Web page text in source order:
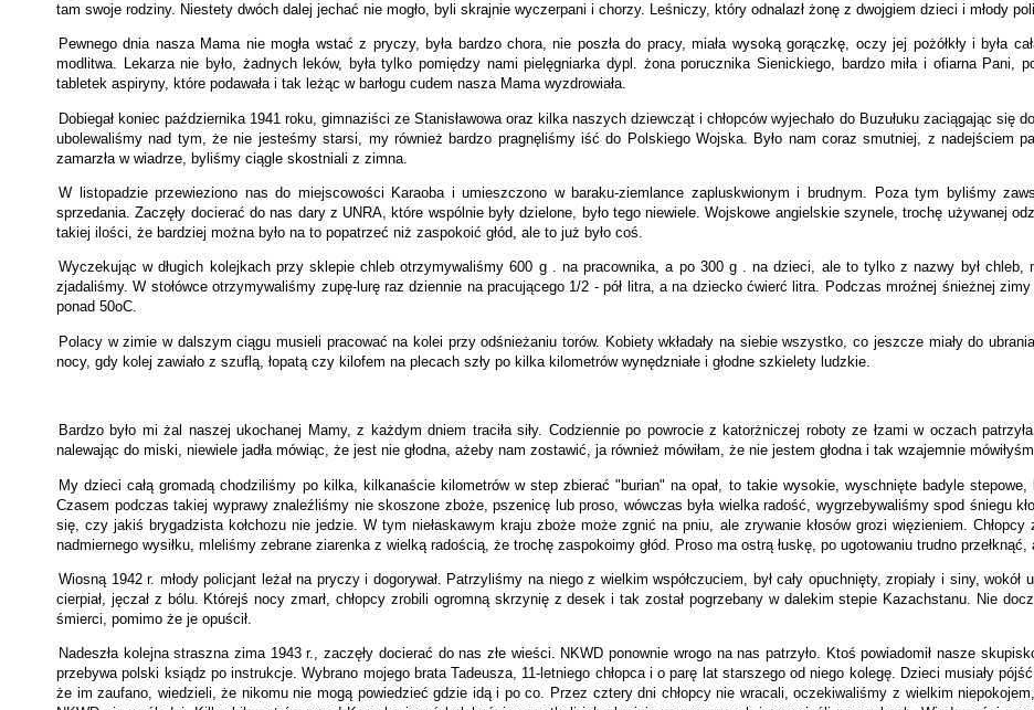
tam swoje rodziny. Niestety dwóch dalej jechać nie mogło, byli skrajnie wyczerpani i chorzy. Leśniczy, który odnalazł żonę z dwojgiem dzieci i młody
Pewnego dnia nasza Mama nie mogła wstać z pryczy, była bardzo chora, nie poszła do pracy, miała wysoką gorączkę, oczy jej pożółkły i była
modlitwa. Lekarza nie było, żadnych leków, była tylko pomiędzy nami pielęgniarka dypl. żona porucznika Sienickiego, bardzo miła i ofiarna Pani,
tabletek aspiryny, które podawała i tak leżąc w barłogu cudem nasza Mama wyzdrowiała.
Dobiegał koniec października 1941 roku, gimnaziści ze Stanisławowa oraz kilka naszych dziewcząt i chłopców wyjechało do Buzułuku zaciągając się
ubolewaliśmy nad tym, że nie jesteśmy starsi, my również bardzo pragnęliśmy iść do Polskiego Wojska. Było nam coraz smutniej, z nadejściem
zamarzła w wiadrze, byliśmy ciągle skostniali z zimna.
W listopadzie przewieziono nas do miejscowości Karaoba i umieszczono w baraku-ziemlance zapluskwionym i brudnym. Poza tym byliśmy
sprzedania. Zaczęły docierać do nas dary z UNRA, które wspólnie były dzielone, było tego niewiele. Wojskowe angielskie szynele, trochę używanej
takiej ilości, że bardziej można było na to popatrzeć niż zaspokoić głód, ale to już było coś.
Wyczekując w długich kolejkach przy sklepie chleb otrzymywaliśmy 600 g . na pracownika, a po 300 g . na dzieci, ale to tylko z nazwy był chleb,
zjadaliśmy. W stołówce otrzymywaliśmy zupę-lurę raz dziennie na pracującego 1/2 - pół litra, a na dziecko ćwierć litra. Podczas mroźnej śnieżnej
ponad 50oC.
Polacy w zimie w dalszym ciągu musieli pracować na kolei przy odśnieżaniu torów. Kobiety wkładały na siebie wszystko, co jeszcze miały do
nocy, gdy kolej zawiało z szuflą, łopatą czy kilofem na plecach szły po kilka kilometrów wynędzniałe i głodne szkielety ludzkie.
Bardzo było mi żal naszej ukochanej Mamy, z każdym dniem traciła siły. Codziennie po powrocie z katorżniczej roboty ze łzami w oczach
nalewając do miski, niewiele jadła mówiąc, że jest nie głodna, ażeby nam zostawić, ja również mówiłam, że nie jestem głodna i tak wzajemnie
My dzieci całą gromadą chodziliśmy po kilka, kilkanaście kilometrów w step zbierać "burian" na opał, to takie wysokie, wyschnięte badyle
Czasem podczas takiej wyprawy znaleźliśmy nie skoszone zboże, pszenicę lub proso, wówczas była wielka radość, wygrzebywaliśmy spod śniegu
się, czy jakiś brygadzista kołchozu nie jedzie. W tym niełaskawym kraju zboże może zgnić na pniu, ale zrywanie kłosów grozi więzieniem.
nadmiernego wysiłku, mleliśmy zebrane ziarenka z wielką radością, że trochę zaspokoimy głód. Proso ma ostrą łuskę, po ugotowaniu trudno
Wiosną 1942 r. młody policjant leżał na pryczy i dogorywał. Patrzyliśmy na niego z wielkim współczuciem, był cały opuchnięty, zropiały i siny, wokół
cierpiał, jęczał z bólu. Którejś nocy zmarł, chłopcy zrobili ogromną skrzynię z desek i tak został pogrzebany w dalekim stepie Kazachstanu. Nie
śmierci, pomimo że je opuścił.
Nadeszła kolejna straszna zima 1943 r., zaczęły docierać do nas złe wieści. NKWD ponownie wrogo na nas patrzyło. Ktoś powiadomił nasze
przebywa polski ksiądz po instrukcje. Wybrano mojego brata Tadeusza, 11-letniego chłopca i o parę lat starszego od niego kolegę. Dzieci musiały
że im zaufano, wiedzieli, że nikomu nie mogą powiedzieć gdzie idą i po co. Przez cztery dni chłopcy nie wracali, oczekiwaliśmy z wielkim